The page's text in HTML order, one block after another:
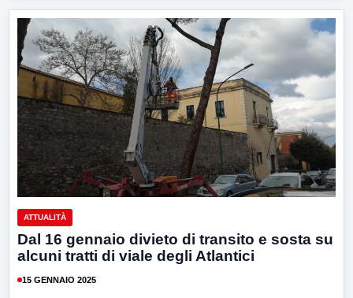
ATTUALITÀ
Dal 16 gennaio divieto di transito e sosta su
alcuni tratti di viale degli Atlantici
15 GENNAIO 2025